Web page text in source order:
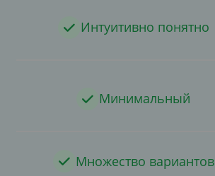
Интуитивно понятно
Минимальный
Множество вариантов